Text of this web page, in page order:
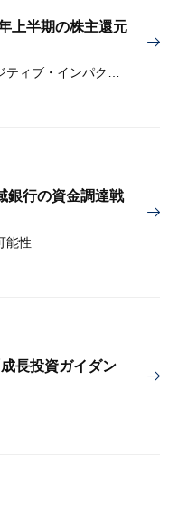
上半期の株主還元
株式相場の上昇の影響で、開示のポジティブ・インパクトは低下
銀行の資金調達戦
能性
長投資ガイダン